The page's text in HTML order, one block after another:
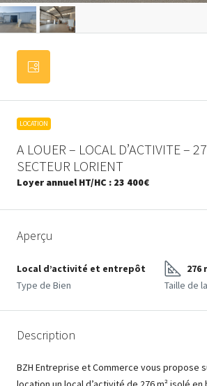
LOCATION
A LOUER – LOCAL D’ACTIVITE –
SECTEUR LORIENT
Loyer annuel HT/HC : 23 400€
Aperçu
Local d’activité et entrepôt
Type de Bien
276
Taille de
Description
BZH Entreprise et Commerce vous propose